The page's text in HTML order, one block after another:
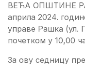
ВЕЋА ОПШТИНЕ
априла 2024.
управе Рашка (ул.
почетком у 10,00
За ову седницу